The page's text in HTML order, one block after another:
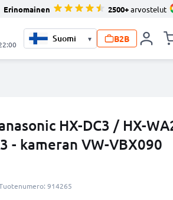
Erinomainen 2500+arvostelut
▾ B2B
HX-DC3 / HX-
- kameran VW-VBX090
914265